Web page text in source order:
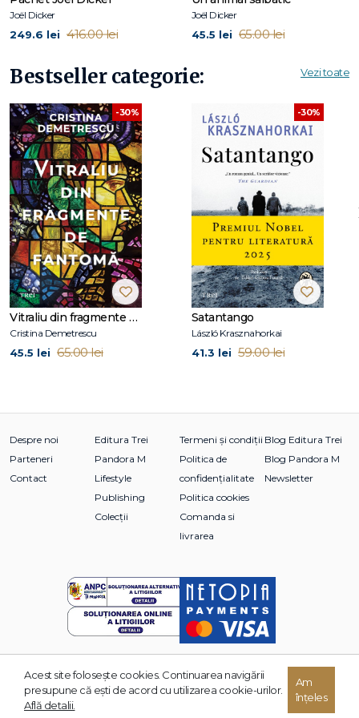
Joël Dicker
249.6 lei 416.00 lei
Joël Dicker
45.5 lei 65.00 lei
Bestseller categorie: Vezi toate
-30%
Vitraliu din fragmente de fantomă
Cristina Demetrescu
45.5 lei 65.00 lei
-30%
Satantango
László Krasznahorkai
41.3 lei 59.00 lei
Despre noi
Parteneri
Contact
Editura Trei
Pandora M
Lifestyle
Publishing
Colecții
Termeni și condiții
Politica de
confidențialitate
Politica cookies
Comanda si
livrarea
Blog Editura Trei
Blog Pandora M
Newsletter
© 2026 Grupul Editorial TREI. Toate drepturile rezervate.
Acest site foloseşte cookies. Continuarea navigării
presupune că eşti de acord cu utilizarea cookie-urilor.
Află detalii.
Am
înțeles